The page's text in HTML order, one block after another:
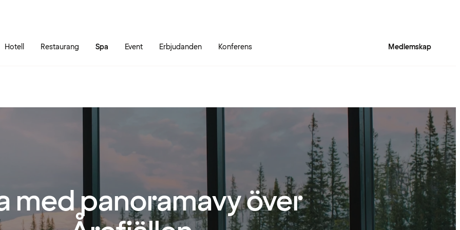
Hotell Restaurang Spa Event Erbjudanden Konferens Medlemskap
med panoramavy över